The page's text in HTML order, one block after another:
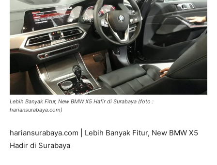
Lebih Banyak Fitur, New BMW X5 Hafir di Surabaya (foto :
hariansurabaya.com)
hariansurabaya.com | Lebih Banyak Fitur, New BMW X5
Hadir di Surabaya